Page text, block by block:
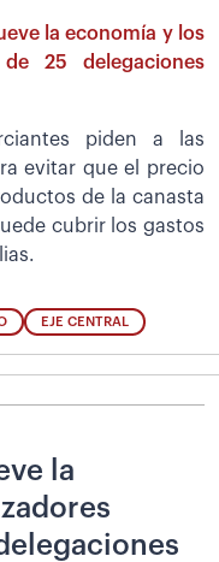
la economía y los
25 delegaciones
piden a las
evitar que el precio
de la canasta
cubrir los gastos
EJE CENTRAL
la